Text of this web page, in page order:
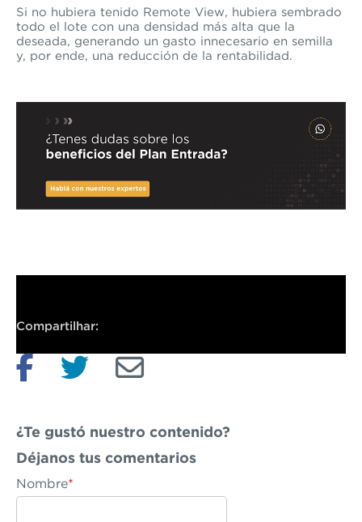
Si no hubiera tenido Remote View, hubiera sembrado
todo el lote con una densidad más alta que la
deseada, generando un gasto innecesario en semilla
y, por ende, una reducción de la rentabilidad.
Compartilhar:
¿Te gustó nuestro contenido?
Déjanos tus comentarios
Nombre*